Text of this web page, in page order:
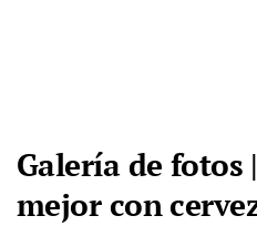
Galería de fotos
mejor con